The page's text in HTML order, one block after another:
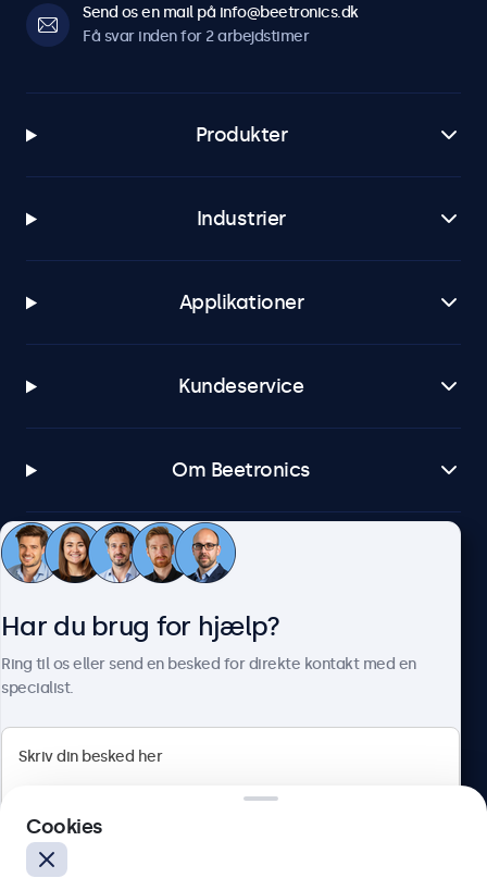
Send os en mail på info@beetronics.dk
Få svar inden for 2 arbejdstimer
Produkter
Industrier
Applikationer
Kundeservice
Om Beetronics
Har du brug for hjælp?
Ring til os eller send en besked for direkte kontakt med en
specialist.
Cookies